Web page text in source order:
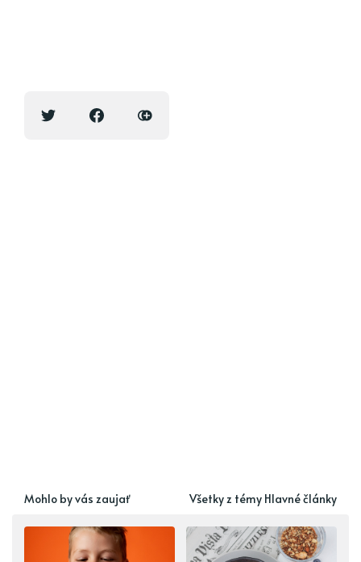
Mohlo by vás zaujať Všetky z témy Hlavné články